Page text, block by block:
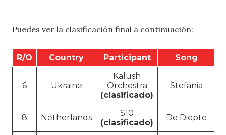
Puedes ver la clasificación final a continuación:
R/O Country Participant Song
6 Ukraine
Kalush
Orchestra
(clasificado)
Stefania
8 Netherlands
S10
(clasificado)
De Diepte